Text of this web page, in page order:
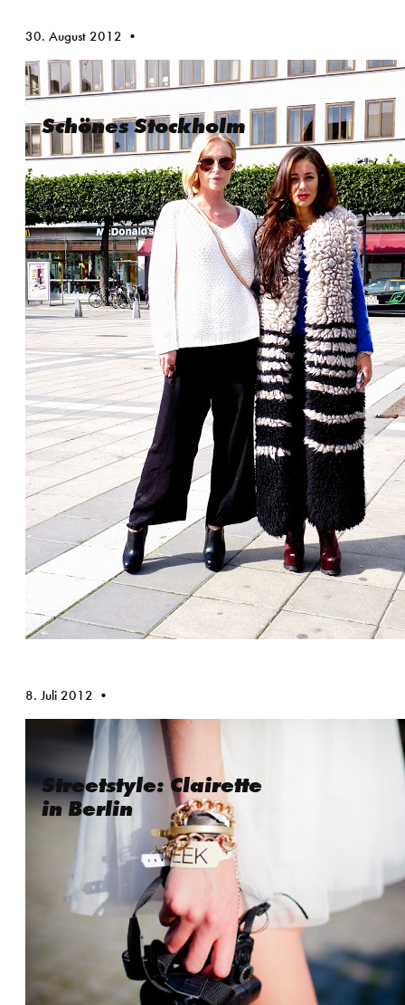
30. August 2012
Schönes Stockholm
8. Juli 2012
Streetstyle: Clairette
in Berlin